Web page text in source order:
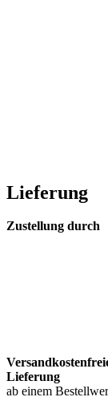
Lieferung
Zustellung durch
Lieferung
ab einem